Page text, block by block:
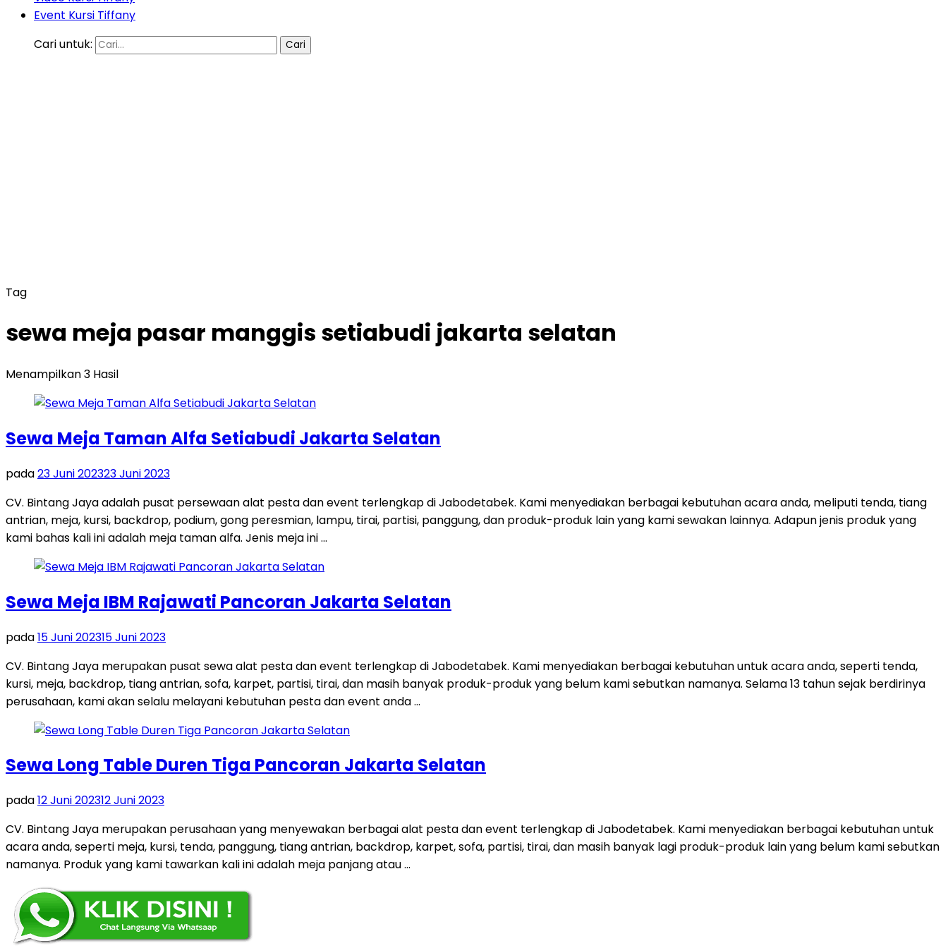
Event Kursi Tiffany
Cari untuk:
Tag
sewa meja pasar manggis setiabudi jakarta selatan
Menampilkan 3 Hasil
Sewa Meja Taman Alfa Setiabudi Jakarta Selatan
pada23 Juni 202323 Juni 2023
CV. Bintang Jaya adalah pusat persewaan alat pesta dan event terlengkap di Jabodetabek. Kami menyediakan berbagai kebutuhan acara anda, meliputi tenda, tiang
antrian, meja, kursi, backdrop, podium, gong peresmian, lampu, tirai, partisi, panggung, dan produk-produk lain yang kami sewakan lainnya. Adapun jenis produk yang
kami bahas kali ini adalah meja taman alfa. Jenis meja ini …
Sewa Meja IBM Rajawati Pancoran Jakarta Selatan
pada15 Juni 202315 Juni 2023
CV. Bintang Jaya merupakan pusat sewa alat pesta dan event terlengkap di Jabodetabek. Kami menyediakan berbagai kebutuhan untuk acara anda, seperti tenda,
kursi, meja, backdrop, tiang antrian, sofa, karpet, partisi, tirai, dan masih banyak produk-produk yang belum kami sebutkan namanya. Selama 13 tahun sejak berdirinya
perusahaan, kami akan selalu melayani kebutuhan pesta dan event anda …
Sewa Long Table Duren Tiga Pancoran Jakarta Selatan
pada12 Juni 202312 Juni 2023
CV. Bintang Jaya merupakan perusahaan yang menyewakan berbagai alat pesta dan event terlengkap di Jabodetabek. Kami menyediakan berbagai kebutuhan untuk
acara anda, seperti meja, kursi, tenda, panggung, tiang antrian, backdrop, karpet, sofa, partisi, tirai, dan masih banyak lagi produk-produk lain yang belum kami sebutkan
namanya. Produk yang kami tawarkan kali ini adalah meja panjang atau …